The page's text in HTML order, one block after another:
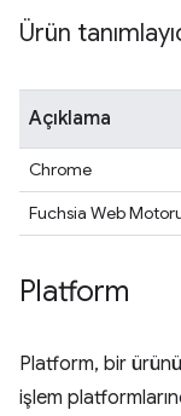
Ürün
Açıklama
Chrome
Fuchsia Web
Platform
Platform, bir
işlem